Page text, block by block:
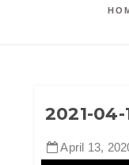
2021-04-
April 13,